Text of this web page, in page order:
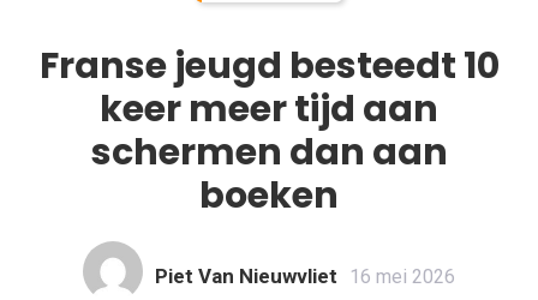
Franse jeugd besteedt 10
keer meer tijd aan
schermen dan aan
boeken
Piet Van Nieuwvliet 16 mei 2026